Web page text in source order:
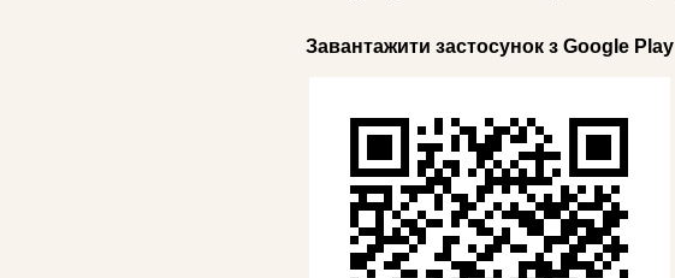
Завантажити застосунок з Google Play